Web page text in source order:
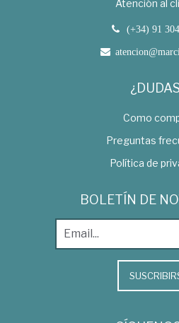
Atención al
(+34) 91
Como
Preguntas
Política de
BOLETÍN DE